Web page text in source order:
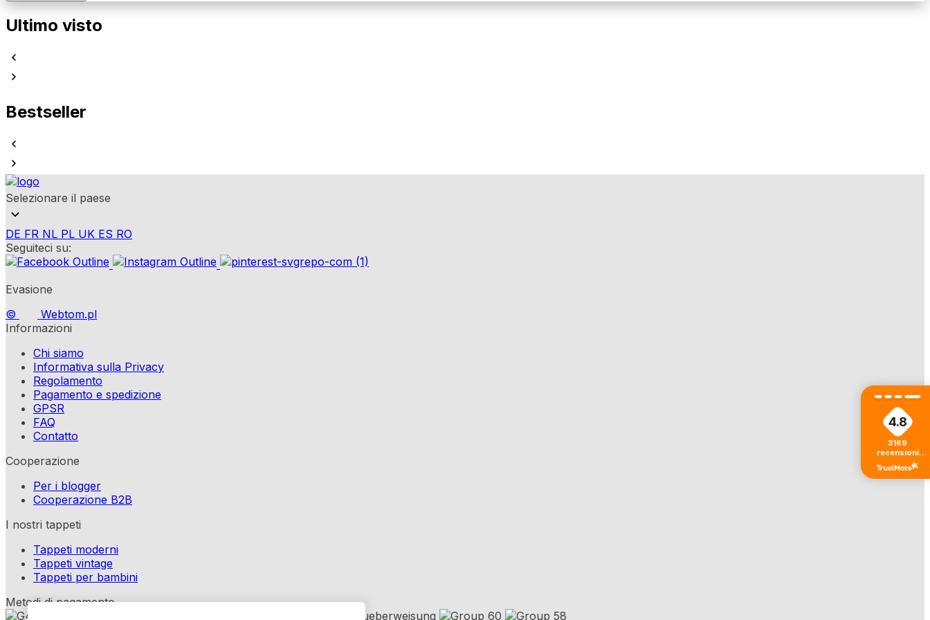
Ultimo visto
Bestseller
Selezionare il paese
DE FR NL PL UK ES RO
Seguiteci su:
Evasione
©
Webtom.pl
Informazioni
Chi siamo
Informativa sulla Privacy
Regolamento
Pagamento e spedizione
GPSR
FAQ
Contatto
Cooperazione
Per i blogger
Cooperazione B2B
I nostri tappeti
Tappeti moderni
Tappeti vintage
Tappeti per bambini
Metodi di pagamento
4.8
3169
recensioni
di tutti i tempi